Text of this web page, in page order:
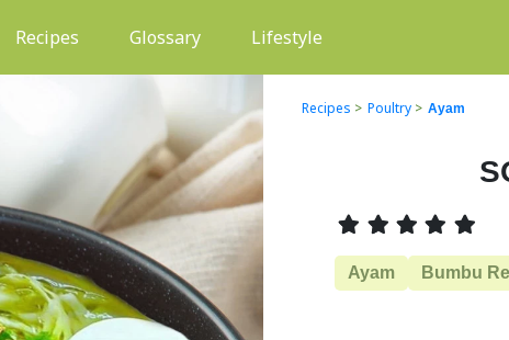
Recipes (current)Glossary Lifestyle
Recipes > Poultry > Ayam
Ayam Bumbu